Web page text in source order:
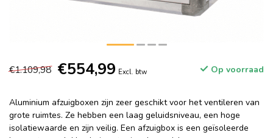
€1.109,98 €554,99 Excl. btw Op voorraad
Aluminium afzuigboxen zijn zeer geschikt voor het ventileren van
grote ruimtes. Ze hebben een laag geluidsniveau, een hoge
isolatiewaarde en zijn veilig. Een afzuigbox is een geïsoleerde